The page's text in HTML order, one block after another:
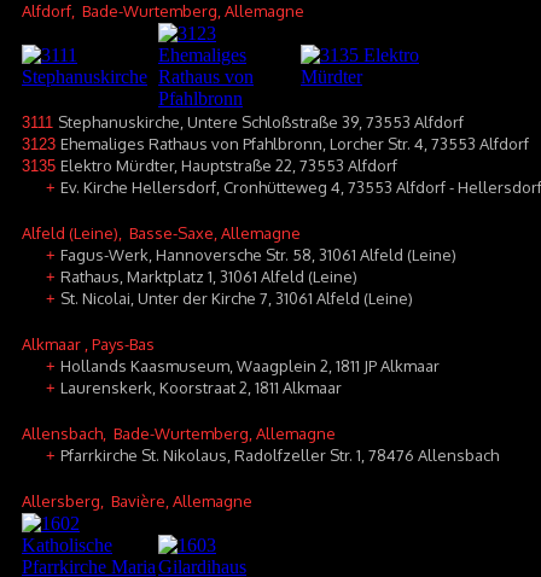
Alfdorf , Bade-Wurtemberg, Allemagne
3111 Stephanuskirche, Untere Schloßstraße 39, 73553 Alfdorf
3123 Ehemaliges Rathaus von Pfahlbronn, Lorcher Str. 4, 73553 Alfdorf
3135 Elektro Mürdter, Hauptstraße 22, 73553 Alfdorf
+ Ev. Kirche Hellersdorf, Cronhütteweg 4, 73553 Alfdorf - Hellersdorf
Alfeld (Leine) , Basse-Saxe, Allemagne
+ Fagus-Werk, Hannoversche Str. 58, 31061 Alfeld (Leine)
+ Rathaus, Marktplatz 1, 31061 Alfeld (Leine)
+ St. Nicolai, Unter der Kirche 7, 31061 Alfeld (Leine)
Alkmaar , Pays-Bas
+ Hollands Kaasmuseum, Waagplein 2, 1811 JP Alkmaar
+ Laurenskerk, Koorstraat 2, 1811 Alkmaar
Allensbach , Bade-Wurtemberg, Allemagne
+ Pfarrkirche St. Nikolaus, Radolfzeller Str. 1, 78476 Allensbach
Allersberg , Bavière, Allemagne